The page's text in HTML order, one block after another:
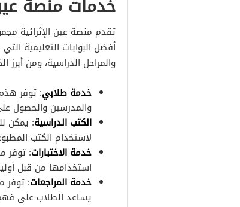
خدمات منصة عين
تقدم منصة عين الإثرائية
أفضل البوابات التعليمية
والمراحل الدراسية، ومن
خدمة طلابي: توفر
والمدرسين والحصول
الكتب الدراسية: يمكن
لاستخدام الكتب
خدمة الاختبارات: توفر
استخدامها من قبل
خدمة المراجعات: توفر
يساعد الطلاب على